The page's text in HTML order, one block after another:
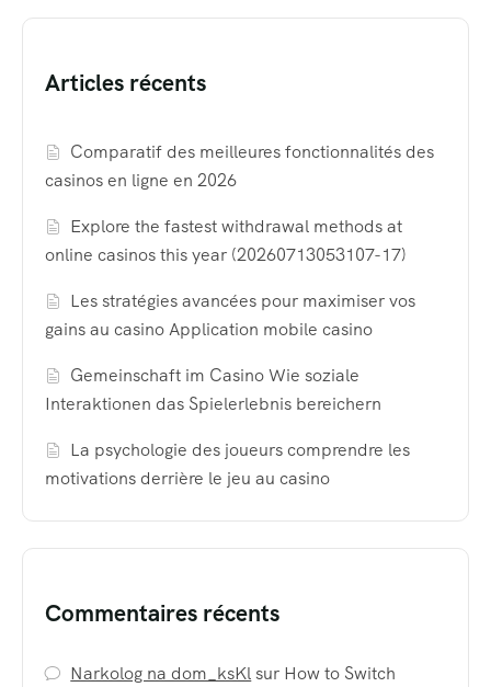
Articles récents
Comparatif des meilleures fonctionnalités des
casinos en ligne en 2026
Explore the fastest withdrawal methods at
online casinos this year (20260713053107-17)
Les stratégies avancées pour maximiser vos
gains au casino Application mobile casino
Gemeinschaft im Casino Wie soziale
Interaktionen das Spielerlebnis bereichern
La psychologie des joueurs comprendre les
motivations derrière le jeu au casino
Commentaires récents
Narkolog na dom_ksKlsur How to Switch